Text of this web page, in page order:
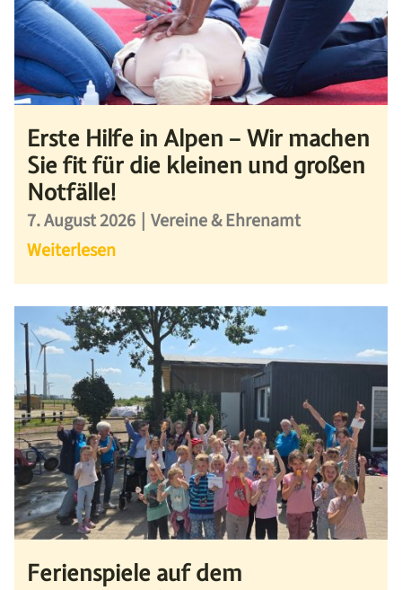
Erste Hilfe in Alpen – Wir machen
Sie fit für die kleinen und großen
Notfälle!
7. August 2026 | Vereine & Ehrenamt
Weiterlesen
Ferienspiele auf dem